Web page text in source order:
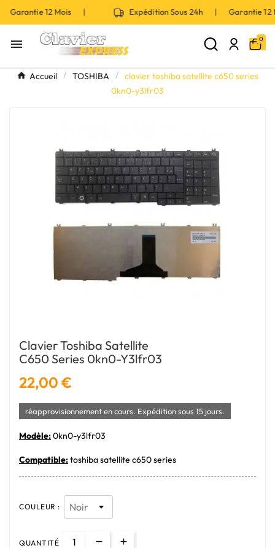
12 Mois | Expédition Sous 24h | Garantie
 0
Accueil TOSHIBA
clavier toshiba satellite c650 series
0kn0-y3lfr03
Clavier Toshiba Satellite
C650 Series 0kn0-Y3lfr03
22,00 €
réapprovisionnement en cours. Expédition sous 15 jours.
Modèle:0kn0-y3lfr03
Compatible:toshiba satellite c650 series
COULEUR :
QUANTITÉ